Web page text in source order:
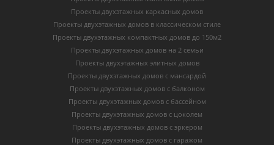
Проекты двухэтажных каркасных домов
Проекты двухэтажных домов в классическом стиле
Проекты двухэтажных компактных домов до 150м2
Проекты двухэтажных домов на 2 семьи
Проекты двухэтажных элитных домов
Проекты двухэтажных домов с мансардой
Проекты двухэтажных домов с балконом
Проекты двухэтажных домов с бассейном
Проекты двухэтажных домов с цоколем
Проекты двухэтажных домов с эркером
Проекты двухэтажных домов с гаражом